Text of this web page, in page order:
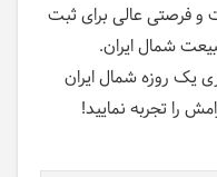
فرصتی عالی برای ثبت
شمال ایران.
یک روزه شمال ایران
را تجربه نمایید!